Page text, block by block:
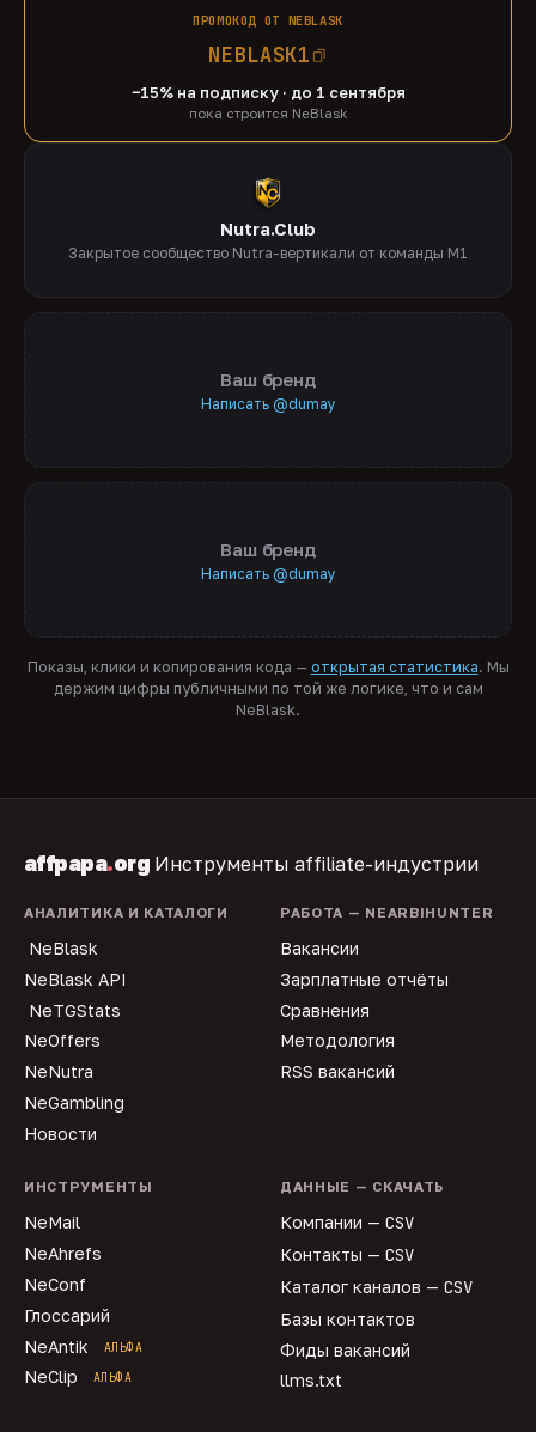
ПРОМОКОД ОТ NEBLASK
NEBLASK1
−15% на подписку · до 1 сентября
пока строится NeBlask
Nutra.Club
Закрытое сообщество Nutra-вертикали от команды M1
Ваш бренд
Написать @dumay
Ваш бренд
Написать @dumay
Показы, клики и копирования кода — открытая статистика. Мы
держим цифры публичными по той же логике, что и сам
NeBlask.
affpapa.org Инструменты affiliate-индустрии
АНАЛИТИКА И КАТАЛОГИ
NeBlask
NeBlask API
NeTGStats
NeOffers
NeNutra
NeGambling
Новости
РАБОТА — NEARBIHUNTER
Вакансии
Зарплатные отчёты
Сравнения
Методология
RSS вакансий
ИНСТРУМЕНТЫ
NeMail
NeAhrefs
NeConf
Глоссарий
NeAntik
АЛЬФА
NeClip АЛЬФА
ДАННЫЕ — СКАЧАТЬ
Компании — CSV
Контакты — CSV
Каталог каналов — CSV
Базы контактов
Фиды вакансий
llms.txt